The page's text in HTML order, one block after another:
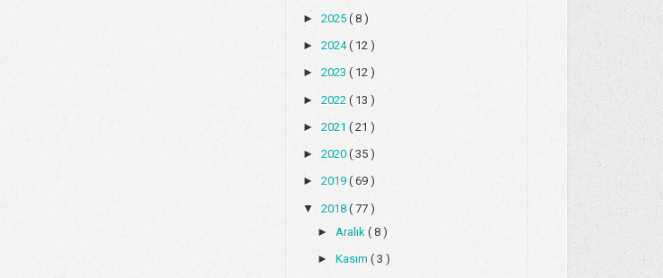
►2025( 8 )
►2024( 12 )
►2023( 12 )
►2022( 13 )
►2021( 21 )
►2020( 35 )
►2019( 69 )
▼2018( 77 )
► Aralık ( 8 )
► Kasım ( 3 )